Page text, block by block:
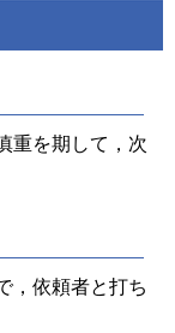
重を期して，次
，依頼者と打ち